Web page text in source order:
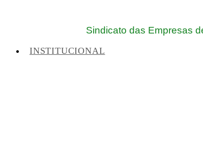
Sindicato das Empresas
INSTITUCIONAL